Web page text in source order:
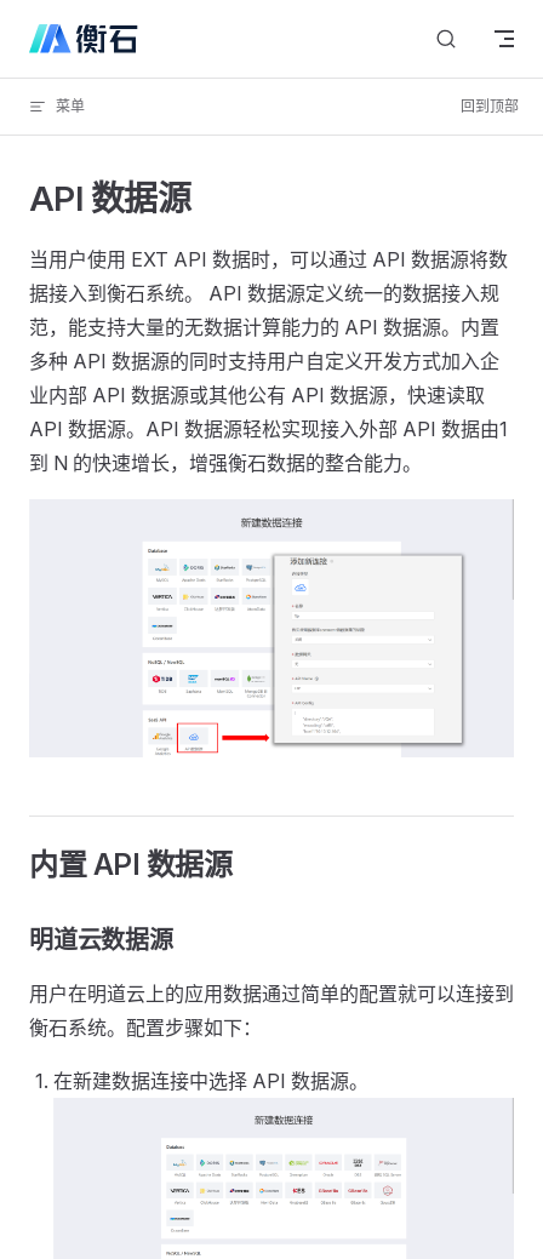
Skip to content
菜单 回到顶部
API 数据源
当用户使用 EXT API 数据时，可以通过 API 数据源将数
据接入到衡石系统。 API 数据源定义统一的数据接入规
范，能支持大量的无数据计算能力的 API 数据源。内置
多种 API 数据源的同时支持用户自定义开发方式加入企
业内部 API 数据源或其他公有 API 数据源，快速读取
API 数据源。API 数据源轻松实现接入外部 API 数据由1
到 N 的快速增长，增强衡石数据的整合能力。
内置 API 数据源
明道云数据源
用户在明道云上的应用数据通过简单的配置就可以连接到
衡石系统。配置步骤如下：
在新建数据连接中选择 API 数据源。